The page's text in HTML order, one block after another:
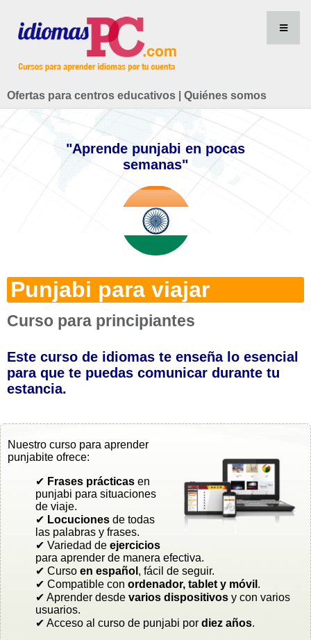
Ofertas para centros educativos Quiénes somos
"Aprende punjabi en pocas
semanas"
Punjabi para viajar
Curso para principiantes
Este curso de idiomas te enseña lo esencial
para que te puedas comunicar durante tu
estancia.
Nuestro curso para aprender
punjabite ofrece:
✔ Frases prácticas en
punjabi para situaciones
de viaje.
✔ Locuciones de todas
las palabras y frases.
✔ Variedad de ejercicios
para aprender de manera efectiva.
✔ Curso en español , fácil de seguir.
✔ Compatible con ordenador, tablet y móvil .
✔ Aprender desde varios dispositivos y con varios
usuarios.
✔ Acceso al curso de punjabi por diez años.